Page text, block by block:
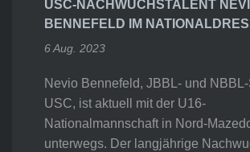
USC-NACHWUCHSTALENT
BENNEFELD IM
6 Aug. 2023
Nevio Bennefeld, JBBL- und
USC, ist aktuell mit der U16-
Nationalmannschaft in Nord-
unterwegs. Der langjährige